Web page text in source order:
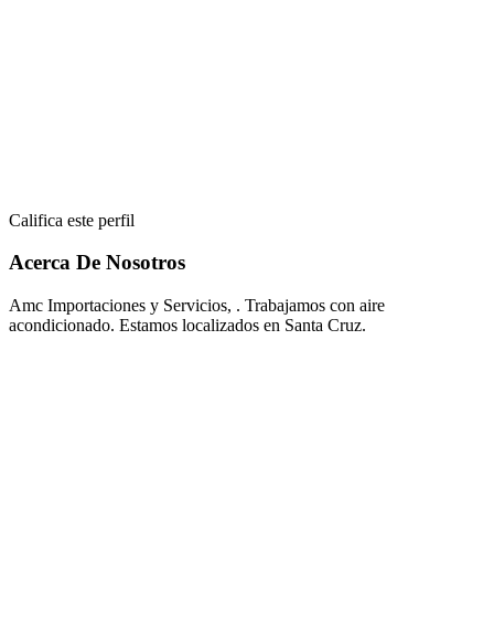
Califica este perfil
Acerca De Nosotros
Amc Importaciones y Servicios, . Trabajamos con aire
acondicionado. Estamos localizados en Santa Cruz.